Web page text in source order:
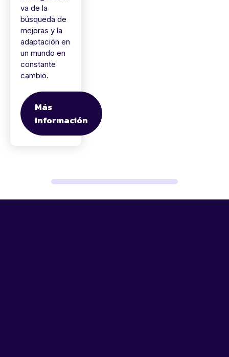
va de la
búsqueda de
mejoras y la
adaptación en
un mundo en
constante
cambio.
Más
información